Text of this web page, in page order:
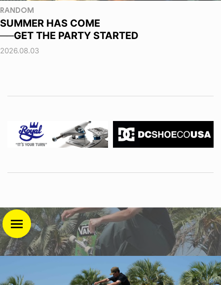
RANDOM
SUMMER HAS COME
──GET THE PARTY STARTED
2026.08.03